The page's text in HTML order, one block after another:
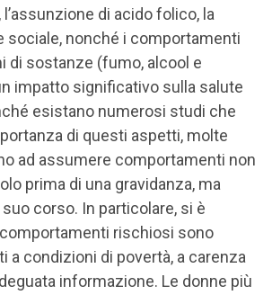
di acido folico, la
sociale, nonché i comportamenti
di sostanze (fumo, alcool e
impatto significativo sulla salute
esistano numerosi studi che
di questi aspetti, molte
ad assumere comportamenti non
prima di una gravidanza, ma
corso. In particolare, si è
rischiosi sono
a condizioni di povertà, a carenza
informazione. Le donne più